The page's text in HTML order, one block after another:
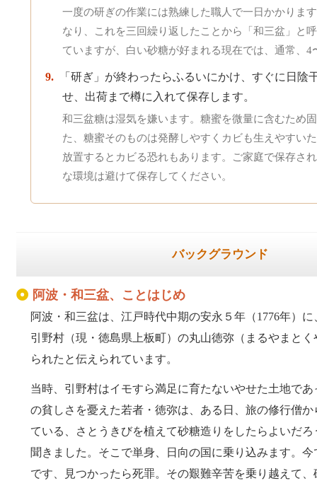
一度の研ぎの作業には熟練した職人で一日かかりま
なり、これを三回繰り返したことから「和三盆」と
ていますが、白い砂糖が好まれる現在では、通常、4
「研ぎ」が終わったらふるいにかけ、すぐに日陰
せ、出荷まで樽に入れて保存します。
和三盆糖は湿気を嫌います。糖蜜を微量に含むため
た、糖蜜そのものは発酵しやすくカビも生えやすい
放置するとカビる恐れもあります。ご家庭で保存さ
な環境は避けて保存してください。
バックグラウンド
阿波・和三盆、ことはじめ
阿波・和三盆は、江戸時代中期の安永５年（1776年）
引野村（現・徳島県上板町）の丸山徳弥（まるやまと
られたと伝えられています。
当時、引野村はイモすら満足に育たないやせた土地で
の貧しさを憂えた若者・徳弥は、ある日、旅の修行僧
ている、さとうきびを植えて砂糖造りをしたらよいだ
聞きました。そこで単身、日向の国に乗り込みます。
です、見つかったら死罪。その艱難辛苦を乗り越えて